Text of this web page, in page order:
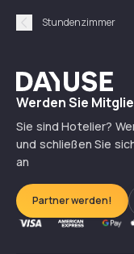
Précédent
Stundenzimmer
Dayuse
Werden Sie
Sie sind Hotelier?
und schließen Sie
an
Partner werden!